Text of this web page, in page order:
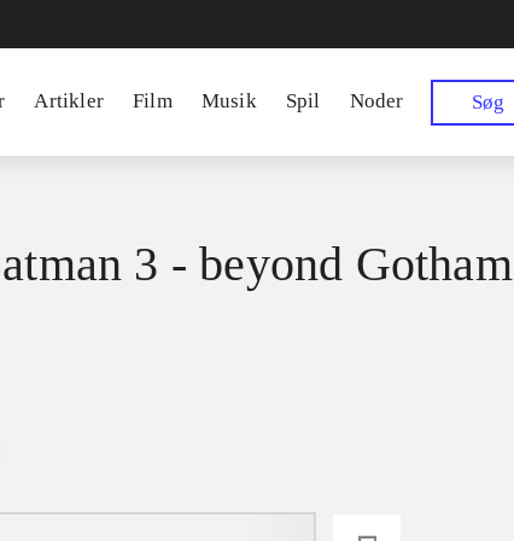
Artikler Film Musik Spil Noder Søg
3 - beyond Gotham